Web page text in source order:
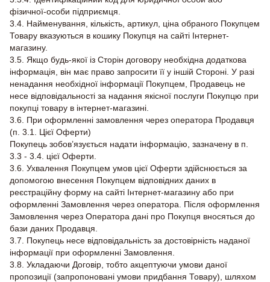
фізичної-особи підприємця.
3.4. Найменування, кількість, артикул, ціна обраного Покупцем
Товару вказуються в кошику Покупця на сайті Інтернет-
магазину.
3.5. Якщо будь-якої із Сторін договору необхідна додаткова
інформація, він має право запросити її у іншій Стороні. У разі
ненадання необхідної інформації Покупцем, Продавець не
несе відповідальності за надання якісної послуги Покупцю при
покупці товару в інтернет-магазині.
3.6. При оформленні замовлення через оператора Продавця
(п. 3.1. Цієї Оферти)
Покупець зобов’язується надати інформацію, зазначену в п.
3.3 - 3.4. цієї Оферти.
3.6. Ухвалення Покупцем умов цієї Оферти здійснюється за
допомогою внесення Покупцем відповідних даних в
реєстраційну форму на сайті Інтернет-магазину або при
оформленні Замовлення через оператора. Після оформлення
Замовлення через Оператора дані про Покупця вносяться до
бази даних Продавця.
3.7. Покупець несе відповідальність за достовірність наданої
інформації при оформленні Замовлення.
3.8. Укладаючи Договір, тобто акцептуючи умови даної
пропозиції (запропоновані умови придбання Товару), шляхом